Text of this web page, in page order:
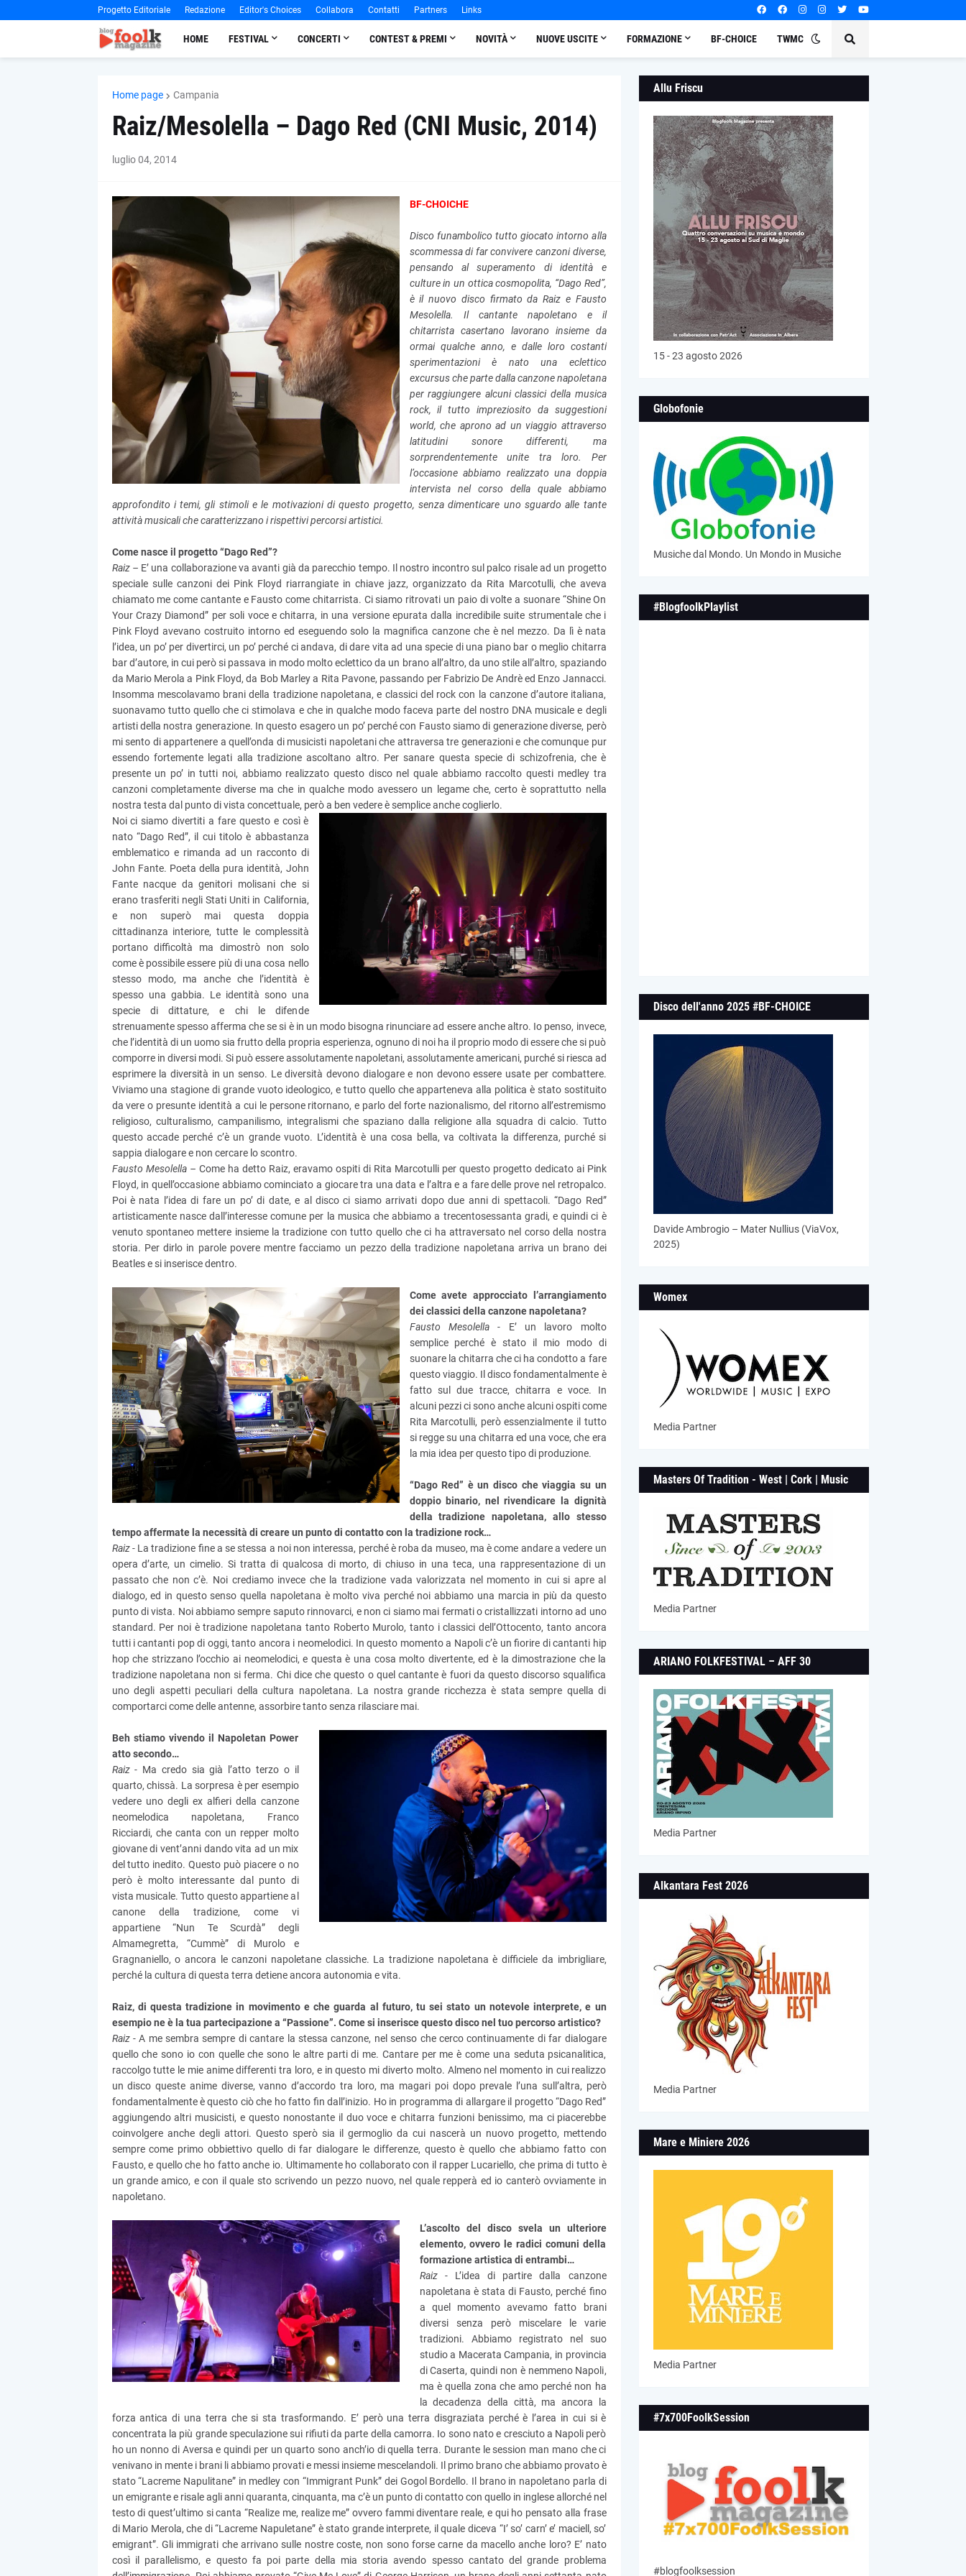
Progetto Editoriale Redazione Editor's Choices Collabora Contatti Partners Links
HOME FESTIVAL CONCERTI CONTEST & PREMI NOVITÀ NUOVE USCITE FORMAZIONE BF-CHOICE TWMC
Home page Campania
Raiz/Mesolella – Dago Red (CNI Music, 2014)
luglio 04, 2014
BF-CHOICHE
Disco funambolico tutto giocato intorno alla
scommessa di far convivere canzoni diverse,
pensando al superamento di identità e
culture in un ottica cosmopolita, “Dago Red”,
è il nuovo disco firmato da Raiz e Fausto
Mesolella. Il cantante napoletano e il
chitarrista casertano lavorano insieme da
ormai qualche anno, e dalle loro costanti
sperimentazioni è nato una eclettico
excursus che parte dalla canzone napoletana
per raggiungere alcuni classici della musica
rock, il tutto impreziosito da suggestioni
world, che aprono ad un viaggio attraverso
latitudini sonore differenti, ma
sorprendentemente unite tra loro. Per
l’occasione abbiamo realizzato una doppia
intervista nel corso della quale abbiamo
approfondito i temi, gli stimoli e le motivazioni di questo progetto, senza dimenticare uno sguardo alle tante
attività musicali che caratterizzano i rispettivi percorsi artistici.
Come nasce il progetto “Dago Red”?
Raiz – E’ una collaborazione va avanti già da parecchio tempo. Il nostro incontro sul palco risale ad un progetto
speciale sulle canzoni dei Pink Floyd riarrangiate in chiave jazz, organizzato da Rita Marcotulli, che aveva
chiamato me come cantante e Fausto come chitarrista. Ci siamo ritrovati un paio di volte a suonare “Shine On
Your Crazy Diamond” per soli voce e chitarra, in una versione epurata dalla incredibile suite strumentale che i
Pink Floyd avevano costruito intorno ed eseguendo solo la magnifica canzone che è nel mezzo. Da lì è nata
l’idea, un po’ per divertirci, un po’ perché ci andava, di dare vita ad una specie di una piano bar o meglio chitarra
bar d’autore, in cui però si passava in modo molto eclettico da un brano all’altro, da uno stile all’altro, spaziando
da Mario Merola a Pink Floyd, da Bob Marley a Rita Pavone, passando per Fabrizio De Andrè ed Enzo Jannacci.
Insomma mescolavamo brani della tradizione napoletana, e classici del rock con la canzone d’autore italiana,
suonavamo tutto quello che ci stimolava e che in qualche modo faceva parte del nostro DNA musicale e degli
artisti della nostra generazione. In questo esagero un po’ perché con Fausto siamo di generazione diverse, però
mi sento di appartenere a quell’onda di musicisti napoletani che attraversa tre generazioni e che comunque pur
essendo fortemente legati alla tradizione ascoltano altro. Per sanare questa specie di schizofrenia, che è
presente un po’ in tutti noi, abbiamo realizzato questo disco nel quale abbiamo raccolto questi medley tra
canzoni completamente diverse ma che in qualche modo avessero un legame che, certo è soprattutto nella
nostra testa dal punto di vista concettuale, però a ben vedere è semplice anche coglierlo.
Noi ci siamo divertiti a fare questo e così è
nato “Dago Red”, il cui titolo è abbastanza
emblematico e rimanda ad un racconto di
John Fante. Poeta della pura identità, John
Fante nacque da genitori molisani che si
erano trasferiti negli Stati Uniti in California,
e non superò mai questa doppia
cittadinanza interiore, tutte le complessità
portano difficoltà ma dimostrò non solo
come è possibile essere più di una cosa nello
stesso modo, ma anche che l’identità è
spesso una gabbia. Le identità sono una
specie di dittature, e chi le difende
strenuamente spesso afferma che se si è in un modo bisogna rinunciare ad essere anche altro. Io penso, invece,
che l’identità di un uomo sia frutto della propria esperienza, ognuno di noi ha il proprio modo di essere che si può
comporre in diversi modi. Si può essere assolutamente napoletani, assolutamente americani, purché si riesca ad
esprimere la diversità in un senso. Le diversità devono dialogare e non devono essere usate per combattere.
Viviamo una stagione di grande vuoto ideologico, e tutto quello che apparteneva alla politica è stato sostituito
da vere o presunte identità a cui le persone ritornano, e parlo del forte nazionalismo, del ritorno all’estremismo
religioso, culturalismo, campanilismo, integralismi che spaziano dalla religione alla squadra di calcio. Tutto
questo accade perché c’è un grande vuoto. L’identità è una cosa bella, va coltivata la differenza, purché si
sappia dialogare e non cercare lo scontro.
Fausto Mesolella – Come ha detto Raiz, eravamo ospiti di Rita Marcotulli per questo progetto dedicato ai Pink
Floyd, in quell’occasione abbiamo cominciato a giocare tra una data e l’altra e a fare delle prove nel retropalco.
Poi è nata l’idea di fare un po’ di date, e al disco ci siamo arrivati dopo due anni di spettacoli. “Dago Red”
artisticamente nasce dall’interesse comune per la musica che abbiamo a trecentosessanta gradi, e quindi ci è
venuto spontaneo mettere insieme la tradizione con tutto quello che ci ha attraversato nel corso della nostra
storia. Per dirlo in parole povere mentre facciamo un pezzo della tradizione napoletana arriva un brano dei
Beatles e si inserisce dentro.
Come avete approcciato l’arrangiamento
dei classici della canzone napoletana?
Fausto Mesolella - E’ un lavoro molto
semplice perché è stato il mio modo di
suonare la chitarra che ci ha condotto a fare
questo viaggio. Il disco fondamentalmente è
fatto sul due tracce, chitarra e voce. In
alcuni pezzi ci sono anche alcuni ospiti come
Rita Marcotulli, però essenzialmente il tutto
si regge su una chitarra ed una voce, che era
la mia idea per questo tipo di produzione.
“Dago Red” è un disco che viaggia su un
doppio binario, nel rivendicare la dignità
della tradizione napoletana, allo stesso
tempo affermate la necessità di creare un punto di contatto con la tradizione rock…
Raiz -La tradizione fine a se stessa a noi non interessa, perché è roba da museo, ma è come andare a vedere un
opera d’arte, un cimelio. Si tratta di qualcosa di morto, di chiuso in una teca, una rappresentazione di un
passato che non c’è. Noi crediamo invece che la tradizione vada valorizzata nel momento in cui si apre al
dialogo, ed in questo senso quella napoletana è molto viva perché noi abbiamo una marcia in più da questo
punto di vista. Noi abbiamo sempre saputo rinnovarci, e non ci siamo mai fermati o cristallizzati intorno ad uno
standard. Per noi è tradizione napoletana tanto Roberto Murolo, tanto i classici dell’Ottocento, tanto ancora
tutti i cantanti pop di oggi, tanto ancora i neomelodici. In questo momento a Napoli c’è un fiorire di cantanti hip
hop che strizzano l’occhio ai neomelodici, e questa è una cosa molto divertente, ed è la dimostrazione che la
tradizione napoletana non si ferma. Chi dice che questo o quel cantante è fuori da questo discorso squalifica
uno degli aspetti peculiari della cultura napoletana. La nostra grande ricchezza è stata sempre quella di
comportarci come delle antenne, assorbire tanto senza rilasciare mai.
Beh stiamo vivendo il Napoletan Power
atto secondo…
Raiz - Ma credo sia già l’atto terzo o il
quarto, chissà. La sorpresa è per esempio
vedere uno degli ex alfieri della canzone
neomelodica napoletana, Franco
Ricciardi, che canta con un repper molto
giovane di vent’anni dando vita ad un mix
del tutto inedito. Questo può piacere o no
però è molto interessante dal punto di
vista musicale. Tutto questo appartiene al
canone della tradizione, come vi
appartiene “Nun Te Scurdà” degli
Almamegretta, “Cummè” di Murolo e
Gragnaniello, o ancora le canzoni napoletane classiche. La tradizione napoletana è difficiele da imbrigliare,
perché la cultura di questa terra detiene ancora autonomia e vita.
Raiz, di questa tradizione in movimento e che guarda al futuro, tu sei stato un notevole interprete, e un
esempio ne è la tua partecipazione a “Passione”. Come si inserisce questo disco nel tuo percorso artistico?
Raiz -A me sembra sempre di cantare la stessa canzone, nel senso che cerco continuamente di far dialogare
quello che sono io con quelle che sono le altre parti di me. Cantare per me è come una seduta psicanalitica,
raccolgo tutte le mie anime differenti tra loro, e in questo mi diverto molto. Almeno nel momento in cui realizzo
un disco queste anime diverse, vanno d’accordo tra loro, ma magari poi dopo prevale l’una sull’altra, però
fondamentalmente è questo ciò che ho fatto fin dall’inizio. Ho in programma di allargare il progetto “Dago Red”
aggiungendo altri musicisti, e questo nonostante il duo voce e chitarra funzioni benissimo, ma ci piacerebbe
coinvolgere anche degli attori. Questo sperò sia il germoglio da cui nascerà un nuovo progetto, mettendo
sempre come primo obbiettivo quello di far dialogare le differenze, questo è quello che abbiamo fatto con
Fausto, e quello che ho fatto anche io. Ultimamente ho collaborato con il rapper Lucariello, che prima di tutto è
un grande amico, e con il quale sto scrivendo un pezzo nuovo, nel quale repperà ed io canterò ovviamente in
napoletano.
L’ascolto del disco svela un ulteriore
elemento, ovvero le radici comuni della
formazione artistica di entrambi…
Raiz -L’idea di partire dalla canzone
napoletana è stata di Fausto, perché fino
a quel momento avevamo fatto brani
diversi senza però miscelare le varie
tradizioni. Abbiamo registrato nel suo
studio a Macerata Campania, in provincia
di Caserta, quindi non è nemmeno Napoli,
ma è quella zona che amo perché non ha
la decadenza della città, ma ancora la
forza antica di una terra che si sta trasformando. E’ però una terra disgraziata perché è l’area in cui si è
concentrata la più grande speculazione sui rifiuti da parte della camorra. Io sono nato e cresciuto a Napoli però
ho un nonno di Aversa e quindi per un quarto sono anch’io di quella terra. Durante le session man mano che ci
venivano in mente i brani li abbiamo provati e messi insieme mescelandoli. Il primo brano che abbiamo provato è
stato “Lacreme Napulitane” in medley con “Immigrant Punk” dei Gogol Bordello. Il brano in napoletano parla di
un emigrante e risale agli anni quaranta, cinquanta, ma c’è un punto di contatto con quello in inglese allorché nel
testo di quest’ultimo si canta “Realize me, realize me” ovvero fammi diventare reale, e qui ho pensato alla frase
di Mario Merola, che di “Lacreme Napuletane” è stato grande interprete, il quale diceva “I’ so’ carn’ e’ maciell, so’
emigrant”. Gli immigrati che arrivano sulle nostre coste, non sono forse carne da macello anche loro? E’ nato
così il parallelismo, e questo fa poi parte della mia storia avendo spesso cantato del grande problema
Allu Friscu
15 - 23 agosto 2026
Globofonie
Musiche dal Mondo. Un Mondo in Musiche
#BlogfoolkPlaylist
Disco dell'anno 2025 #BF-CHOICE
Davide Ambrogio – Mater Nullius (ViaVox,
2025)
Womex
Media Partner
Masters Of Tradition - West | Cork | Music
Media Partner
ARIANO FOLKFESTIVAL – AFF 30
Media Partner
Alkantara Fest 2026
Media Partner
Mare e Miniere 2026
Media Partner
#7x700FoolkSession
#blogfoolksession